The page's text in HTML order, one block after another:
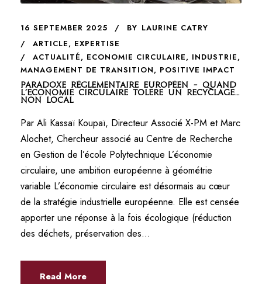
16 SEPTEMBER 2025 BY LAURINE CATRY
ARTICLE, EXPERTISE
ACTUALITÉ, ECONOMIE CIRCULAIRE, INDUSTRIE,
MANAGEMENT DE TRANSITION, POSITIVE IMPACT
Paradoxe réglementaire européen – Quand
l’économie circulaire tolère un recyclage…
non local
Par Ali Kassaï Koupaï, Directeur Associé X-PM et Marc
Alochet, Chercheur associé au Centre de Recherche
en Gestion de l’école Polytechnique L’économie
circulaire, une ambition européenne à géométrie
variable L’économie circulaire est désormais au cœur
de la stratégie industrielle européenne. Elle est censée
apporter une réponse à la fois écologique (réduction
des déchets, préservation des...
Read More